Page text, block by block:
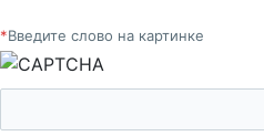
*Введите слово на картинке